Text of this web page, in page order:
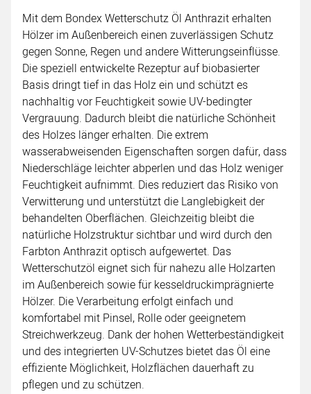
Mit dem Bondex Wetterschutz Öl Anthrazit erhalten
Hölzer im Außenbereich einen zuverlässigen Schutz
gegen Sonne, Regen und andere Witterungseinflüsse.
Die speziell entwickelte Rezeptur auf biobasierter
Basis dringt tief in das Holz ein und schützt es
nachhaltig vor Feuchtigkeit sowie UV-bedingter
Vergrauung. Dadurch bleibt die natürliche Schönheit
des Holzes länger erhalten. Die extrem
wasserabweisenden Eigenschaften sorgen dafür, dass
Niederschläge leichter abperlen und das Holz weniger
Feuchtigkeit aufnimmt. Dies reduziert das Risiko von
Verwitterung und unterstützt die Langlebigkeit der
behandelten Oberflächen. Gleichzeitig bleibt die
natürliche Holzstruktur sichtbar und wird durch den
Farbton Anthrazit optisch aufgewertet. Das
Wetterschutzöl eignet sich für nahezu alle Holzarten
im Außenbereich sowie für kesseldruckimprägnierte
Hölzer. Die Verarbeitung erfolgt einfach und
komfortabel mit Pinsel, Rolle oder geeignetem
Streichwerkzeug. Dank der hohen Wetterbeständigkeit
und des integrierten UV-Schutzes bietet das Öl eine
effiziente Möglichkeit, Holzflächen dauerhaft zu
pflegen und zu schützen.